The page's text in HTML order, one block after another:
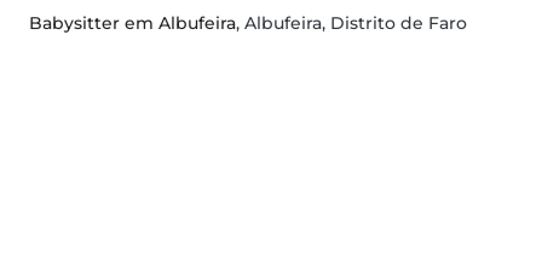
Babysitter em Albufeira, Albufeira, Distrito de Faro